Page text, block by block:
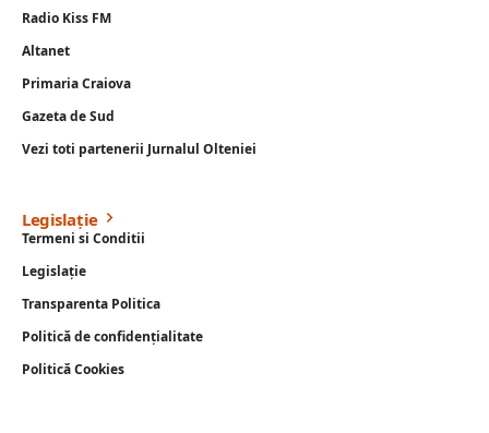
Radio Kiss FM
Altanet
Primaria Craiova
Gazeta de Sud
Vezi toti partenerii Jurnalul Olteniei
Legislație
Termeni si Conditii
Legislație
Transparenta Politica
Politică de confidențialitate
Politică Cookies